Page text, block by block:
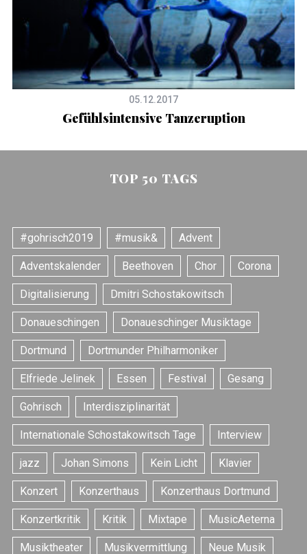
05.12.2017
Gefühlsintensive Tanzeruption
TOP 50 TAGS
#gohrisch2019 #musik& Advent
Adventskalender Beethoven Chor Corona
Digitalisierung Dmitri Schostakowitsch
Donaueschingen Donaueschinger Musiktage
Dortmund Dortmunder Philharmoniker
Elfriede Jelinek Essen Festival Gesang
Gohrisch Interdisziplinarität
Internationale Schostakowitsch Tage Interview
jazz Johan Simons Kein Licht Klavier
Konzert Konzerthaus Konzerthaus Dortmund
Konzertkritik Kritik Mixtape MusicAeterna
Musiktheater Musikvermittlung Neue Musik